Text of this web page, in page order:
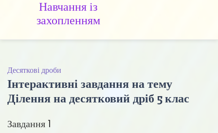
Навчання із
захопленням
Десяткові дроби
Інтерактивні завдання на тему
Ділення на десятковий дріб 5 клас
Завдання 1